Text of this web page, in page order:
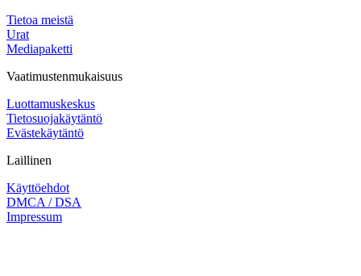
Tietoa meistä
Urat
Mediapaketti
Vaatimustenmukaisuus
Luottamuskeskus
Tietosuojakäytäntö
Evästekäytäntö
Laillinen
Käyttöehdot
DMCA / DSA
Impressum